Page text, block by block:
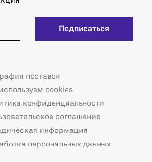
Подписаться
поставок
cookies
конфиденциальности
соглашение
информация
персональных данных